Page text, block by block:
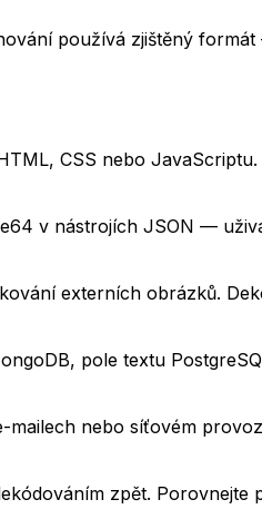
používá zjištěný
CSS nebo
v nástrojích JSON —
externích obrázků.
pole textu
nebo síťovém
zpět.